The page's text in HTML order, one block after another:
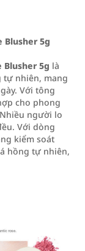
Blusher 5g
Blusher 5g là
tự nhiên, mang
Với tông
cho phong
người lo
Với dòng
kiểm soát
hồng tự nhiên,